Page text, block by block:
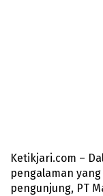
Ketikjari.com –
pengalaman
pengunjung, PT